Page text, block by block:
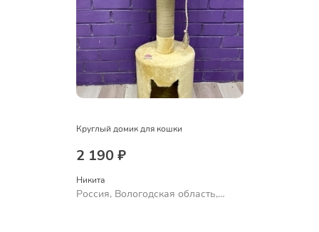
Круглый домик для кошки
2 190 ₽
Никита
Россия, Вологодская область,